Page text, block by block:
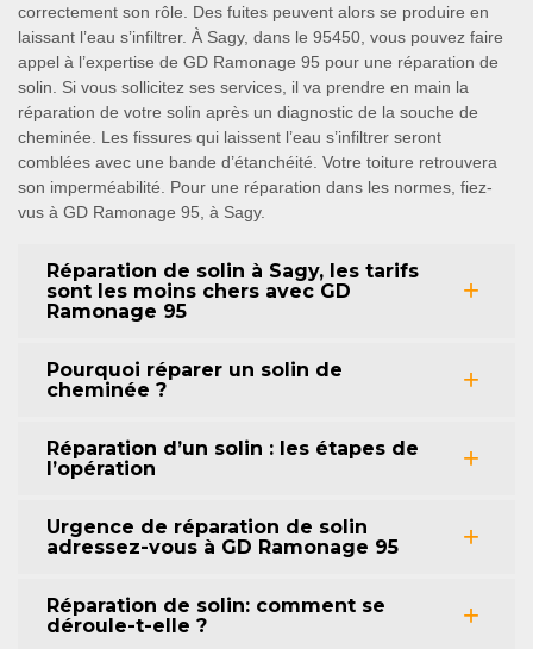
correctement son rôle. Des fuites peuvent alors se produire en
laissant l’eau s’infiltrer. À Sagy, dans le 95450, vous pouvez faire
appel à l’expertise de GD Ramonage 95 pour une réparation de
solin. Si vous sollicitez ses services, il va prendre en main la
réparation de votre solin après un diagnostic de la souche de
cheminée. Les fissures qui laissent l’eau s’infiltrer seront
comblées avec une bande d’étanchéité. Votre toiture retrouvera
son imperméabilité. Pour une réparation dans les normes, fiez-
vus à GD Ramonage 95, à Sagy.
Réparation de solin à Sagy, les tarifs
sont les moins chers avec GD
Ramonage 95
Pourquoi réparer un solin de
cheminée ?
Réparation d’un solin : les étapes de
l’opération
Urgence de réparation de solin
adressez-vous à GD Ramonage 95
Réparation de solin: comment se
déroule-t-elle ?